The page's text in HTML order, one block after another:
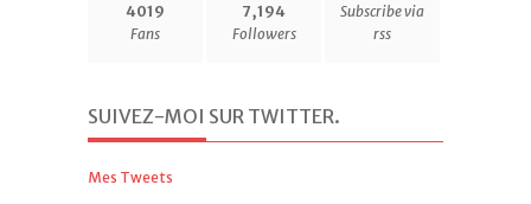
4019
Fans
7,194
Followers
Subscribe via
rss
SUIVEZ-MOI SUR TWITTER.
Mes Tweets